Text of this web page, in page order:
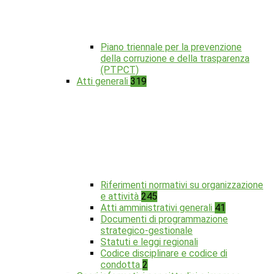
Piano triennale per la prevenzione
della corruzione e della trasparenza
(PTPCT)
Atti generali 319
Riferimenti normativi su organizzazione
e attività 245
Atti amministrativi generali 41
Documenti di programmazione
strategico-gestionale
Statuti e leggi regionali
Codice disciplinare e codice di
condotta 2